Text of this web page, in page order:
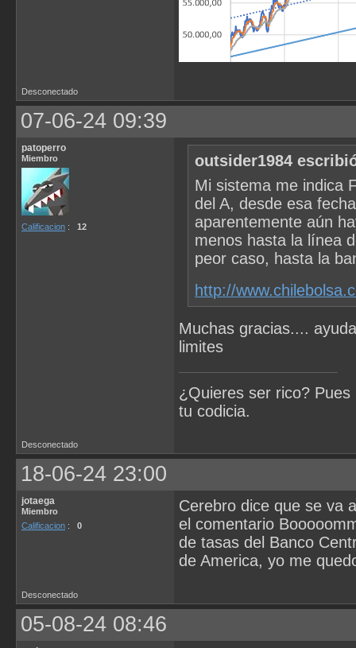
Desconectado
07-06-24 09:39
patoperro
Miembro
Calificacion : 12
outsider1984
Mi sistema me indica
del A, desde esa
aparentemente aún
menos hasta la línea
peor caso, hasta la
http://
Muchas gracias....
limites
¿Quieres ser rico?
tu codicia.
Desconectado
18-06-24 23:00
jotaega
Miembro
Calificacion : 0
Cerebro dice que se va
el comentario
de tasas del Banco
de America, yo me
Desconectado
05-08-24 08:46